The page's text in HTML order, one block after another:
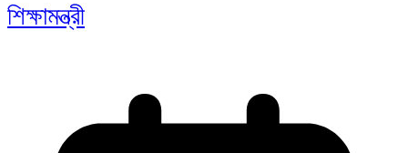
শিক্ষামন্ত্রী